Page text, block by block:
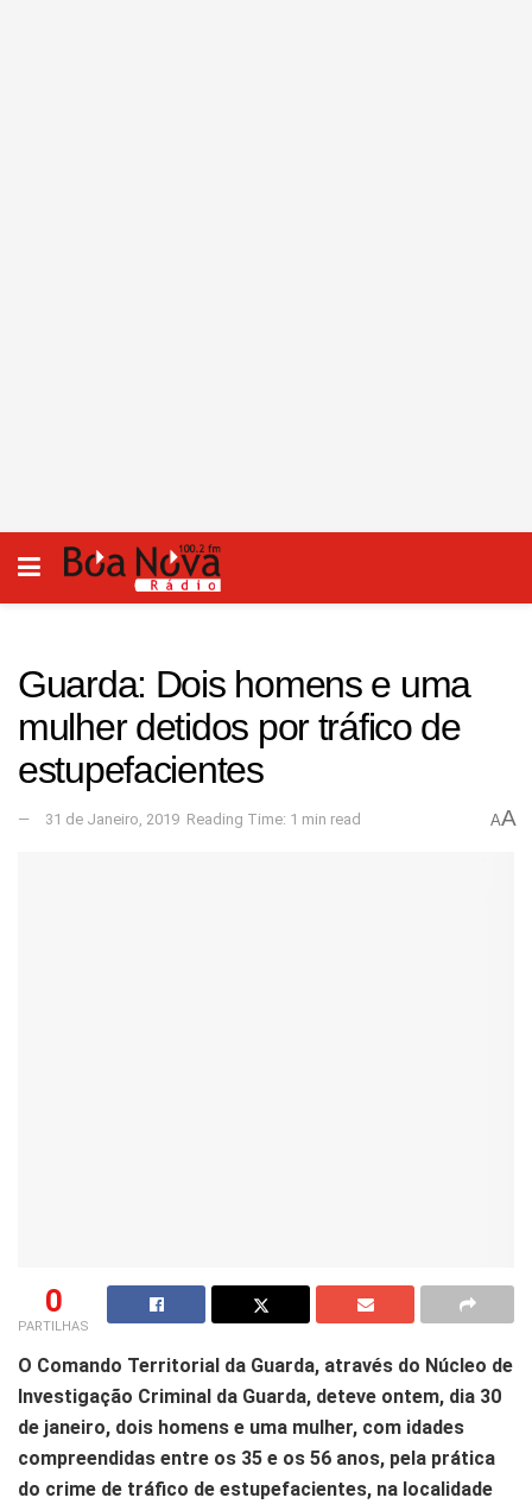
Guarda: Dois homens e uma
mulher detidos por tráfico de
estupefacientes
31 de Janeiro, 2019 Reading Time: 1 min read AA
0
PARTILHAS
O Comando Territorial da Guarda, através do Núcleo de
Investigação Criminal da Guarda, deteve ontem, dia 30
de janeiro, dois homens e uma mulher, com idades
compreendidas entre os 35 e os 56 anos, pela prática
do crime de tráfico de estupefacientes, na localidade